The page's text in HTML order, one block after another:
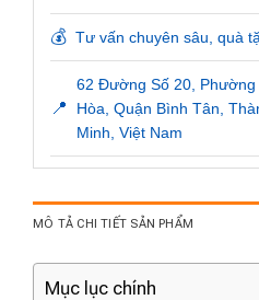
💰 Tư vấn chuyên sâu, quà
📍
62 Đường Số 20, Phường
Hòa, Quận Bình Tân,
Minh, Việt Nam
MÔ TẢ CHI TIẾT SẢN PHẨM
Mục lục chính